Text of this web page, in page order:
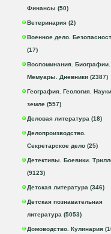
Финансы (50)
Ветеринария (2)
Военное дело.
(17)
Воспоминания. Биографии.
Мемуары. Дневники (2387)
География. Геология.
земле (557)
Деловая литература (18)
Делопроизводство.
Секретарское дело (25)
Детективы. Боевики.
(9123)
Детская литература (346)
Детская познавательная
литература (5053)
Домоводство. Кулинария